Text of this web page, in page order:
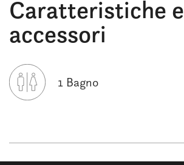
Caratteristiche e
accessori
1 Bagno